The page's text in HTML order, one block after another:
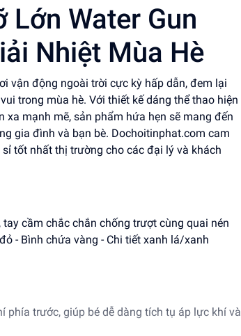
Lớn Water Gun
Nhiệt Mùa Hè
vận động ngoài trời cực kỳ hấp dẫn, đem lại
trong mùa hè. Với thiết kế dáng thể thao hiện
mạnh mẽ, sản phẩm hứa hẹn sẽ mang đến
gia đình và bạn bè. Dochoitinphat.com cam
tốt nhất thị trường cho các đại lý và khách
cầm chắc chắn chống trượt cùng quai nén
- Bình chứa vàng - Chi tiết xanh lá/xanh
phía trước, giúp bé dễ dàng tích tụ áp lực khí và